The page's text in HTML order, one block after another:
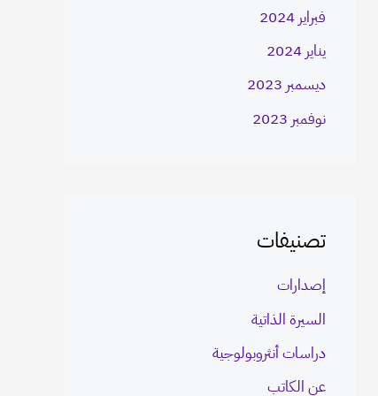
فبراير 2024
يناير 2024
ديسمبر 2023
نوفمبر 2023
تصنيفات
إصدارات
السيرة الذاتية
دراسات أنثروبولوجية
عن الكاتب